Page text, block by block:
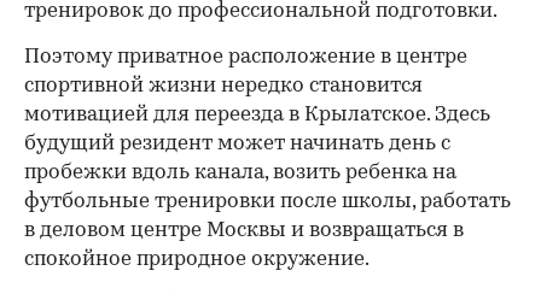
тренировок до профессиональной подготовки.
Поэтому приватное расположение в центре
спортивной жизни нередко становится
мотивацией для переезда в Крылатское. Здесь
будущий резидент может начинать день с
пробежки вдоль канала, возить ребенка на
футбольные тренировки после школы, работать
в деловом центре Москвы и возвращаться в
спокойное природное окружение.